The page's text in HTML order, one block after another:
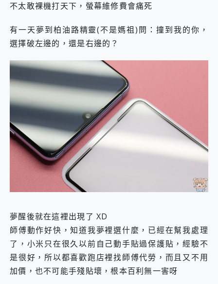
不太敢裸機打天下，螢幕維修費會痛死
有一天夢到柏油路精靈(不是媽祖)問：撞到我的你，
選擇破左邊的，還是右邊的？
夢醒後就在這裡出現了 XD
師傅動作好快，知道我夢裡選什麼，已經在幫我處理
了，小米只在很久以前自己動手貼過保護貼，經驗不
是很好，所以都喜歡跑店裡找師傅代勞，而且又不用
加價，也不可能手殘貼壞，根本百利無一害呀